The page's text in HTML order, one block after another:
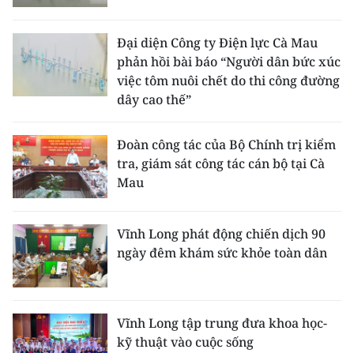
ENGLISH
中文
FRANÇAIS
ESPAÑOL
한국어
Đại diện Công ty Điện lực Cà Mau
phản hồi bài báo “Người dân bức xúc
việc tôm nuôi chết do thi công đường
dây cao thế”
Đoàn công tác của Bộ Chính trị kiểm
tra, giám sát công tác cán bộ tại Cà
Mau
Vĩnh Long phát động chiến dịch 90
ngày đêm khám sức khỏe toàn dân
Vĩnh Long tập trung đưa khoa học-
kỹ thuật vào cuộc sống